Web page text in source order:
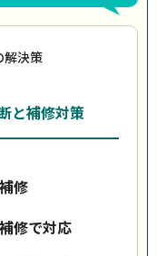
解決策
と補修対策
修
修で対応